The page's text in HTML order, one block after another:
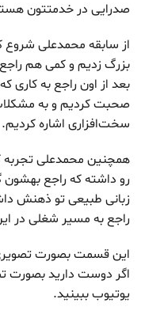
صدرایی در خدمتتون
از سابقه محمدعلی شروع
بزرگ زدیم و کمی هم
بعد از اون راجع به کاری
صحبت کردیم و به
سخت‌افزاری اشاره کردیم.
همچنین محمدعلی تجربه
رو داشته که راجع
زبانی طبیعی تو ذهنش
راجع به مسیر شغلی در
این قسمت بصورت
اگر دوست دارید بصورت
یوتیوب ببینید.